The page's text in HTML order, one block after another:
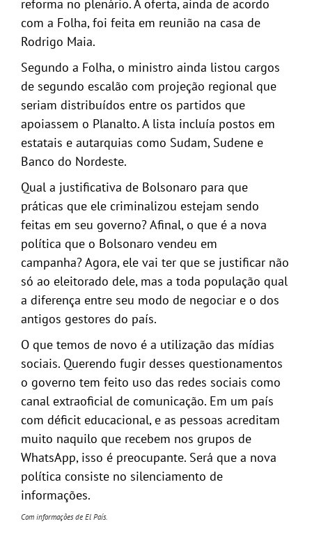
reforma no plenário. A oferta, ainda de acordo
com a Folha, foi feita em reunião na casa de
Rodrigo Maia.
Segundo a Folha, o ministro ainda listou cargos
de segundo escalão com projeção regional que
seriam distribuídos entre os partidos que
apoiassem o Planalto. A lista incluía postos em
estatais e autarquias como Sudam, Sudene e
Banco do Nordeste.
Qual a justificativa de Bolsonaro para que
práticas que ele criminalizou estejam sendo
feitas em seu governo? Afinal, o que é a nova
política que o Bolsonaro vendeu em
campanha? Agora, ele vai ter que se justificar não
só ao eleitorado dele, mas a toda população qual
a diferença entre seu modo de negociar e o dos
antigos gestores do país.
O que temos de novo é a utilização das mídias
sociais. Querendo fugir desses questionamentos
o governo tem feito uso das redes sociais como
canal extraoficial de comunicação. Em um país
com déficit educacional, e as pessoas acreditam
muito naquilo que recebem nos grupos de
WhatsApp, isso é preocupante. Será que a nova
política consiste no silenciamento de
informações.
Com informações de El País.